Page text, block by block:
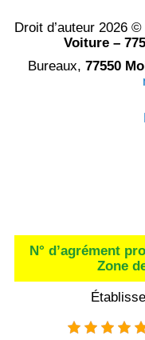
Droit d’auteur 2026 ©
Voiture –
Bureaux, 77550
N° d’agrément
Zone